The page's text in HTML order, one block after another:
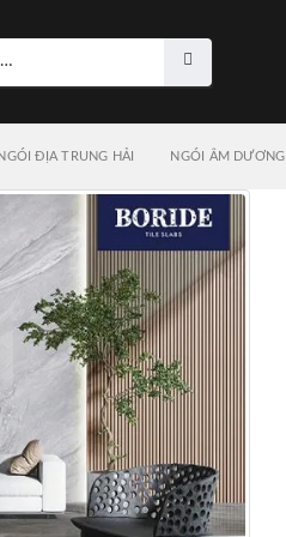
NGÓI ĐỊA TRUNG HẢI NGÓI ÂM DƯƠNG